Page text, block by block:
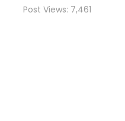
Post Views: 7,461